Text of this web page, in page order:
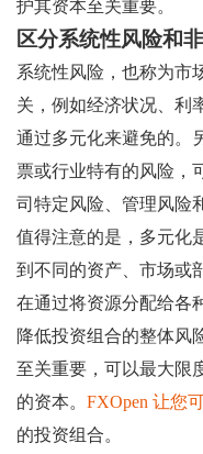
护其资本至关重要。
区分系统性风险和
系统性风险，也称为市
关，例如经济状况、利
通过多元化来避免的。
票或行业特有的风险，
司特定风险、管理风险
值得注意的是，多元化
到不同的资产、市场或
在通过将资源分配给各
降低投资组合的整体风
至关重要，可以最大限
的资本。 FXOpen 让您
的投资组合。